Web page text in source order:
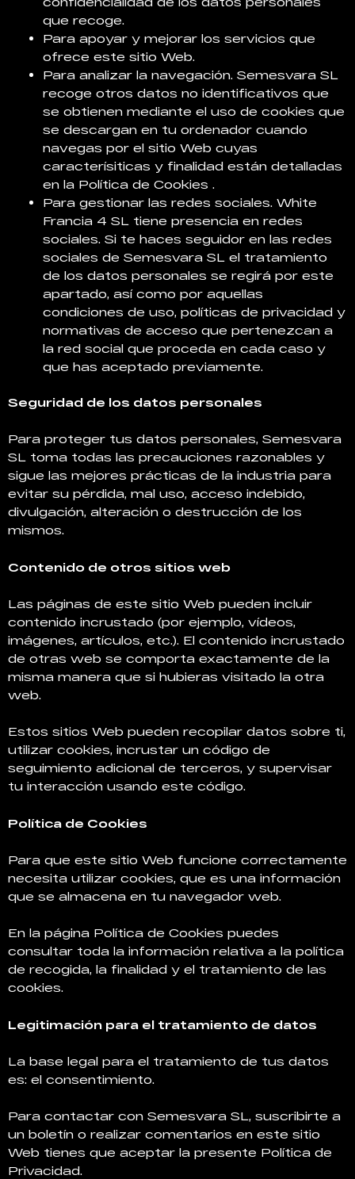
que recoge.
Para apoyar y mejorar los servicios que
ofrece este sitio Web.
Para analizar la navegación. Semesvara SL
recoge otros datos no identificativos que
se obtienen mediante el uso de cookies que
se descargan en tu ordenador cuando
navegas por el sitio Web cuyas
caracterísiticas y finalidad están detalladas
en la Política de Cookies .
Para gestionar las redes sociales. White
Francia 4 SL tiene presencia en redes
sociales. Si te haces seguidor en las redes
sociales de Semesvara SL el tratamiento
de los datos personales se regirá por este
apartado, así como por aquellas
condiciones de uso, políticas de privacidad y
normativas de acceso que pertenezcan a
la red social que proceda en cada caso y
que has aceptado previamente.
Seguridad de los datos personales
Para proteger tus datos personales, Semesvara
SL toma todas las precauciones razonables y
sigue las mejores prácticas de la industria para
evitar su pérdida, mal uso, acceso indebido,
divulgación, alteración o destrucción de los
mismos.
Contenido de otros sitios web
Las páginas de este sitio Web pueden incluir
contenido incrustado (por ejemplo, vídeos,
imágenes, artículos, etc.). El contenido incrustado
de otras web se comporta exactamente de la
misma manera que si hubieras visitado la otra
web.
Estos sitios Web pueden recopilar datos sobre ti,
utilizar cookies, incrustar un código de
seguimiento adicional de terceros, y supervisar
tu interacción usando este código.
Política de Cookies
Para que este sitio Web funcione correctamente
necesita utilizar cookies, que es una información
que se almacena en tu navegador web.
En la página Política de Cookies puedes
consultar toda la información relativa a la política
de recogida, la finalidad y el tratamiento de las
cookies.
Legitimación para el tratamiento de datos
La base legal para el tratamiento de tus datos
es: el consentimiento.
Para contactar con Semesvara SL, suscribirte a
un boletín o realizar comentarios en este sitio
Web tienes que aceptar la presente Política de
Privacidad.